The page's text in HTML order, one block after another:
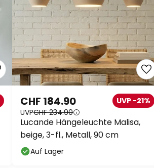
CHF 184.90
UVPCHF 234.90
UVP -21%
Lucande Hängeleuchte Malisa,
beige, 3-fl., Metall, 90 cm
Auf Lager